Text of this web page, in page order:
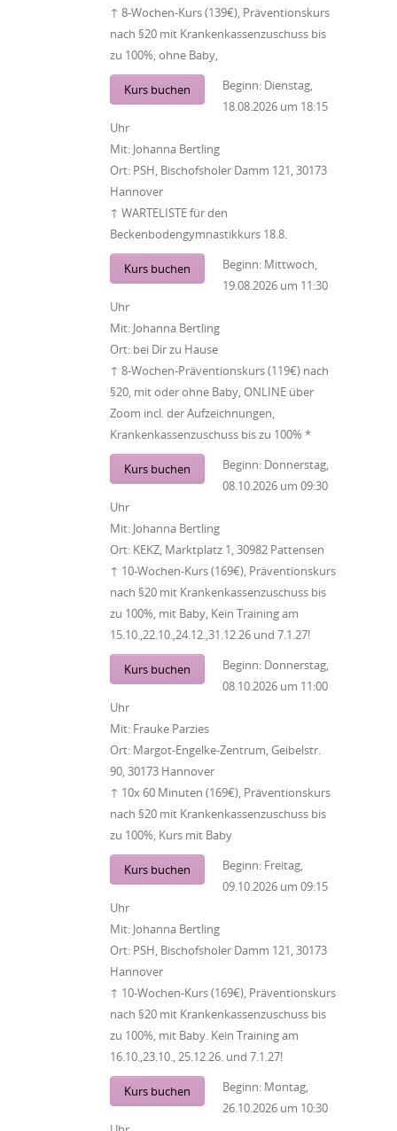
↑ 8-Wochen-Kurs (139€), Präventionskurs
nach §20 mit Krankenkassenzuschuss bis
zu 100%, ohne Baby,
Kurs buchen Beginn: Dienstag,
18.08.2026 um 18:15
Uhr
Mit: Johanna Bertling
Ort: PSH, Bischofsholer Damm 121, 30173
Hannover
↑ WARTELISTE für den
Beckenbodengymnastikkurs 18.8.
Kurs buchen Beginn: Mittwoch,
19.08.2026 um 11:30
Uhr
Mit: Johanna Bertling
Ort: bei Dir zu Hause
↑ 8-Wochen-Präventionskurs (119€) nach
§20, mit oder ohne Baby, ONLINE über
Zoom incl. der Aufzeichnungen,
Krankenkassenzuschuss bis zu 100% *
Kurs buchen Beginn: Donnerstag,
08.10.2026 um 09:30
Uhr
Mit: Johanna Bertling
Ort: KEKZ, Marktplatz 1, 30982 Pattensen
↑ 10-Wochen-Kurs (169€), Präventionskurs
nach §20 mit Krankenkassenzuschuss bis
zu 100%, mit Baby, Kein Training am
15.10.,22.10.,24.12.,31.12.26 und 7.1.27!
Kurs buchen Beginn: Donnerstag,
08.10.2026 um 11:00
Uhr
Mit: Frauke Parzies
Ort: Margot-Engelke-Zentrum, Geibelstr.
90, 30173 Hannover
↑ 10x 60 Minuten (169€), Präventionskurs
nach §20 mit Krankenkassenzuschuss bis
zu 100%, Kurs mit Baby
Kurs buchen Beginn: Freitag,
09.10.2026 um 09:15
Uhr
Mit: Johanna Bertling
Ort: PSH, Bischofsholer Damm 121, 30173
Hannover
↑ 10-Wochen-Kurs (169€), Präventionskurs
nach §20 mit Krankenkassenzuschuss bis
zu 100%, mit Baby. Kein Training am
16.10.,23.10., 25.12.26. und 7.1.27!
Kurs buchen Beginn: Montag,
26.10.2026 um 10:30